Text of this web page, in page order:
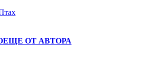
ЕЩЕ ОТ АВТОРА